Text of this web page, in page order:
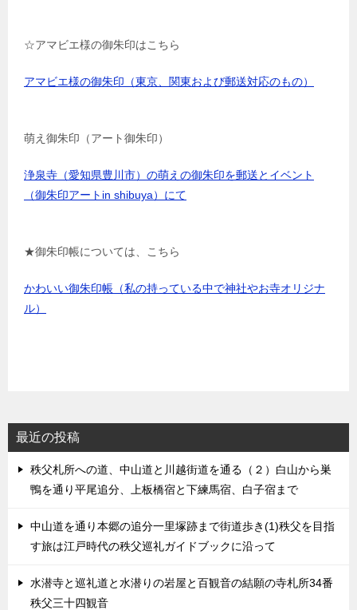
☆アマビエ様の御朱印はこちら
アマビエ様の御朱印（東京、関東および郵送対応のもの）
萌え御朱印（アート御朱印）
浄泉寺（愛知県豊川市）の萌えの御朱印を郵送とイベント
（御朱印アートin shibuya）にて
★御朱印帳については、こちら
かわいい御朱印帳（私の持っている中で神社やお寺オリジナ
ル）
最近の投稿
秩父札所への道、中山道と川越街道を通る（２）白山から巣
鴨を通り平尾追分、上板橋宿と下練馬宿、白子宿まで
中山道を通り本郷の追分一里塚跡まで街道歩き(1)秩父を目指
す旅は江戸時代の秩父巡礼ガイドブックに沿って
水潜寺と巡礼道と水潜りの岩屋と百観音の結願の寺札所34番
秩父三十四観音